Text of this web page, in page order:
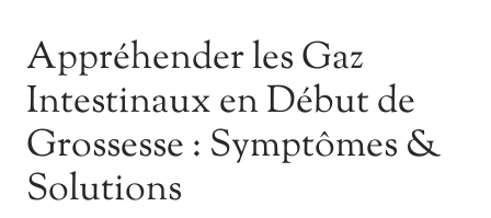
Appréhender les Gaz
Intestinaux en Début de
Grossesse : Symptômes &
Solutions